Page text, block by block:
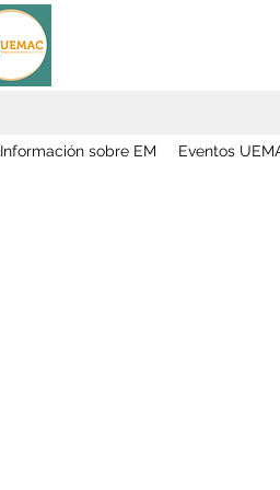
Información sobre EM Eventos